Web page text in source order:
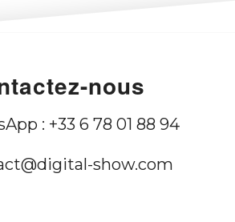
nous
: +33 6 78 01 88 94
show.com